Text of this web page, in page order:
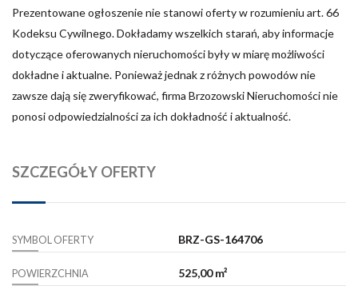
Prezentowane ogłoszenie nie stanowi oferty w rozumieniu art. 66
Kodeksu Cywilnego. Dokładamy wszelkich starań, aby informacje
dotyczące oferowanych nieruchomości były w miarę możliwości
dokładne i aktualne. Ponieważ jednak z różnych powodów nie
zawsze dają się zweryfikować, firma Brzozowski Nieruchomości nie
ponosi odpowiedzialności za ich dokładność i aktualność.
SZCZEGÓŁY OFERTY
SYMBOL OFERTY BRZ-GS-164706
POWIERZCHNIA 525,00 m²